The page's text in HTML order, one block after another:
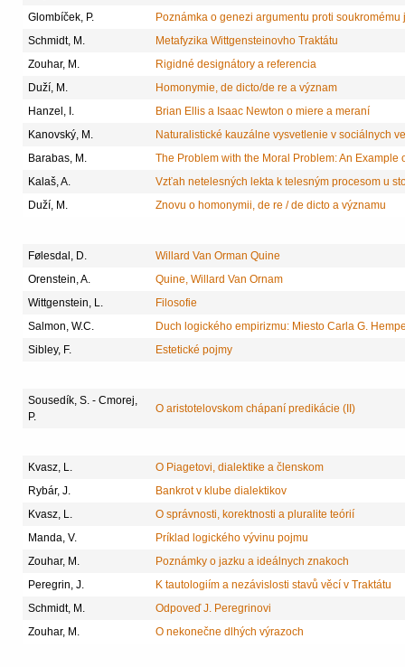
Glombíček, P.
Poznámka o genezi argumentu proti soukromému
Schmidt, M.
Metafyzika Wittgensteinovho Traktátu
Zouhar, M.
Rigidné designátory a referencia
Duží, M.
Homonymie, de dicto/de re a význam
Hanzel, I.
Brian Ellis a Isaac Newton o miere a meraní
Kanovský, M.
Naturalistické kauzálne vysvetlenie v sociálnych
Barabas, M.
The Problem with the Moral Problem: An Example
Kalaš, A.
Vzťah netelesných lekta k telesným procesom u
Duží, M.
Znovu o homonymii, de re / de dicto a významu
Følesdal, D.
Willard Van Orman Quine
Orenstein, A.
Quine, Willard Van Ornam
Wittgenstein, L.
Filosofie
Salmon, W.C.
Duch logického empirizmu: Miesto Carla G.
Sibley, F.
Estetické pojmy
Sousedík, S. - Cmorej,
P.
O aristotelovskom chápaní predikácie (II)
Kvasz, L.
O Piagetovi, dialektike a členskom
Rybár, J.
Bankrot v klube dialektikov
Kvasz, L.
O správnosti, korektnosti a pluralite teórií
Manda, V.
Príklad logického vývinu pojmu
Zouhar, M.
Poznámky o jazku a ideálnych znakoch
Peregrin, J.
K tautologiím a nezávislosti stavů věcí v Traktátu
Schmidt, M.
Odpoveď J. Peregrinovi
Zouhar, M.
O nekonečne dlhých výrazoch